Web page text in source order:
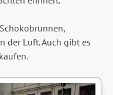
der Luft. Auch gibt es